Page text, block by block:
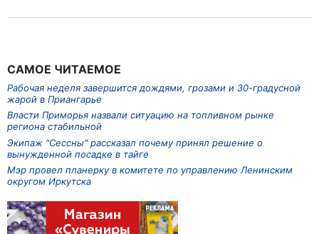
САМОЕ ЧИТАЕМОЕ
Рабочая неделя завершится дождями, грозами и 30-градусной
жарой в Приангарье
Власти Приморья назвали ситуацию на топливном рынке
региона стабильной
Экипаж "Сессны" рассказал почему принял решение о
вынужденной посадке в тайге
Мэр провел планерку в комитете по управлению Ленинским
округом Иркутска